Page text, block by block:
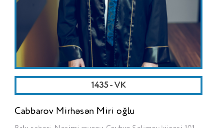
1435 - VK
Cabbarov Mirhəsən Miri oğlu